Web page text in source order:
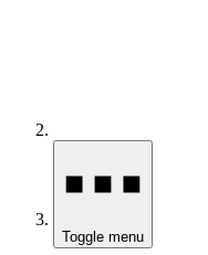
Toggle menu